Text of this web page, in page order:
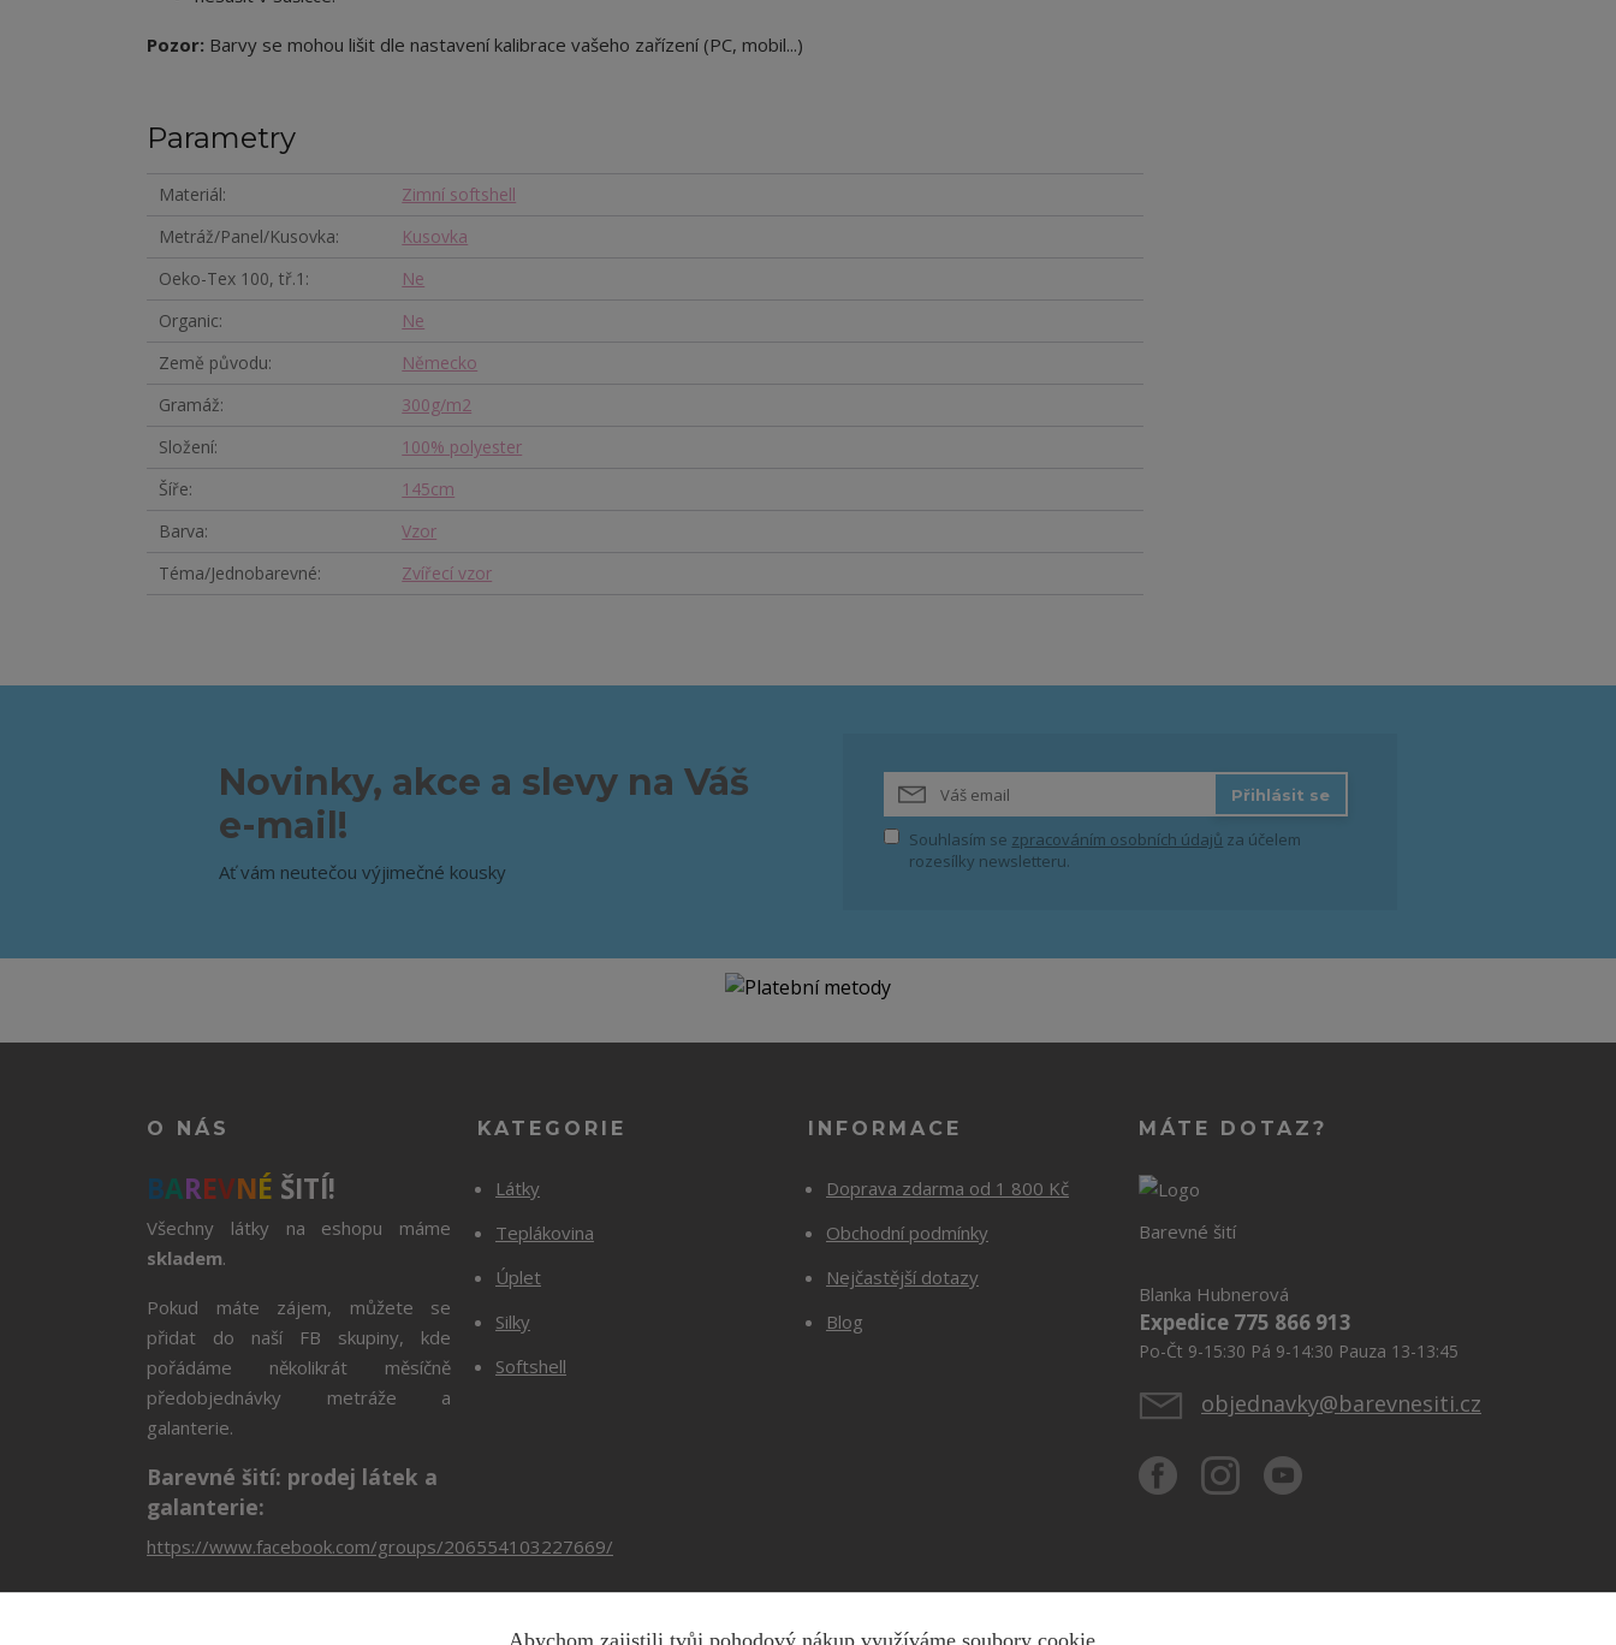
Pozor: Barvy se mohou lišit dle nastavení kalibrace vašeho zařízení (PC, mobil...)
Parametry
Materiál
Zimní softshell
Metráž/Panel/Kusovka
Kusovka
Oeko-Tex 100, tř.1
Ne
Organic
Ne
Země původu
Německo
Gramáž
300g/m2
Složení
100% polyester
Šíře
145cm
Barva
Vzor
Téma/Jednobarevné
Zvířecí vzor
Novinky, akce a slevy na Váš
e-mail!
Ať vám neutečou výjimečné kousky
Přihlásit se
Souhlasím se zpracováním osobních údajů za účelem
rozesílky newsletteru.
O NÁS
BAREVNÉ ŠITÍ!
Všechny látky na eshopu máme
skladem.
Pokud máte zájem, můžete se
přidat do naší FB skupiny, kde
pořádáme několikrát měsíčně
předobjednávky metráže a
galanterie.
Barevné šití: prodej látek a
galanterie:
https://www.facebook.com/groups/206554103227669/
KATEGORIE
Látky
Teplákovina
Úplet
Silky
Softshell
INFORMACE
Doprava zdarma od 1 800 Kč
Obchodní podmínky
Nejčastější dotazy
Blog
MÁTE DOTAZ?
Barevné šití
Blanka Hubnerová
Expedice 775 866 913
Po-Čt 9-15:30 Pá 9-14:30 Pauza 13-13:45
objednavky@barevnesiti.cz
Abychom zajistili tvůj pohodový nákup využíváme soubory cookie.